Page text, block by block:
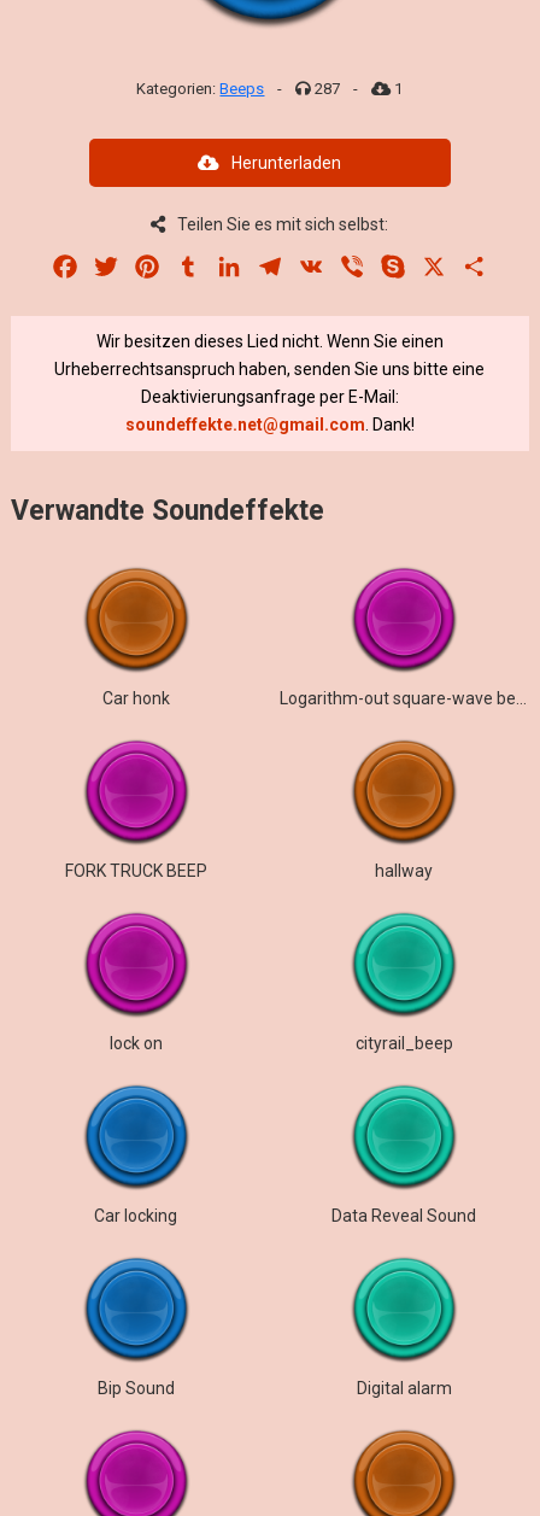
Kategorien:Beeps - 287 - 1
Herunterladen
Teilen Sie es mit sich selbst:
Facebook
Twitter PinterestTumblrLinkedInTelegram
VK Viber Skype
Wir besitzen dieses Lied nicht. Wenn Sie einen
Urheberrechtsanspruch haben, senden Sie uns bitte eine
Deaktivierungsanfrage per E-Mail:
soundeffekte.net@gmail.com . Dank!
Verwandte Soundeffekte
Car honk
FORK TRUCK BEEP hallway
lock on cityrail_beep
Car locking Data Reveal Sound
Bip Sound Digital alarm